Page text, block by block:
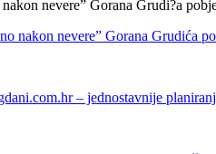
nakon nevere” Gorana Grudića
– jednostavnije